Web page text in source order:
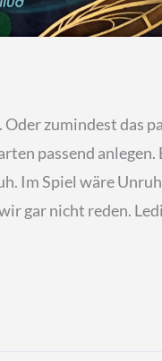
Oder zumindest das
passend
Im Spiel wäre
gar nicht reden.